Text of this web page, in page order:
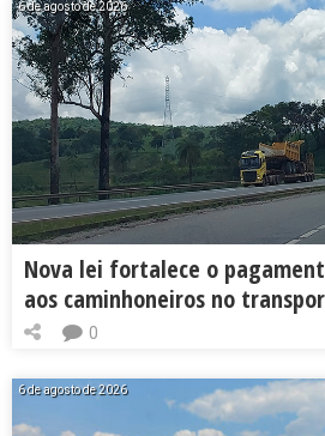
6 de agosto de 2026
Nova lei fortalece o
aos caminhoneiros no
0
6 de agosto de 2026